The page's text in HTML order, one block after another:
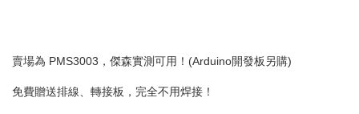
賣場為 PMS3003，傑森實測可用！(Arduino開發板另購)
免費贈送排線、轉接板，完全不用焊接！